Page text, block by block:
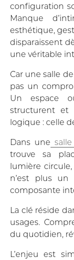
configuration
Manque
esthétique,
disparaissent
une véritable
Car une salle
pas un
Un espace
structurent et
logique : celle
Dans une
trouve sa
lumière
n’est plus un
composante
La clé réside
usages.
du quotidien,
L’enjeu est